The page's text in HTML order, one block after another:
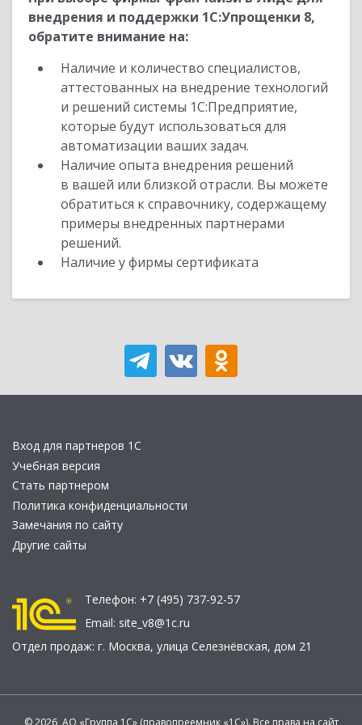
внедрения и поддержки 1С:Упрощенки 8,
обратите внимание на:
Наличие и количество специалистов,
аттестованных на внедрение технологий
и решений системы 1С:Предприятие,
которые будут использоваться для
автоматизации ваших задач.
Наличие опыта внедрения решений
в вашей или близкой отрасли. Вы можете
обратиться к справочнику, содержащему
примеры внедренных партнерами
решений.
Наличие у фирмы сертификата
Вход для партнеров 1С
Учебная версия
Стать партнером
Политика конфиденциальности
Замечания по сайту
Другие сайты
Телефон: +7 (495) 737-92-57
Email: site_v8@1c.ru
Отдел продаж: г. Москва, улица Селезнёвская, дом 21